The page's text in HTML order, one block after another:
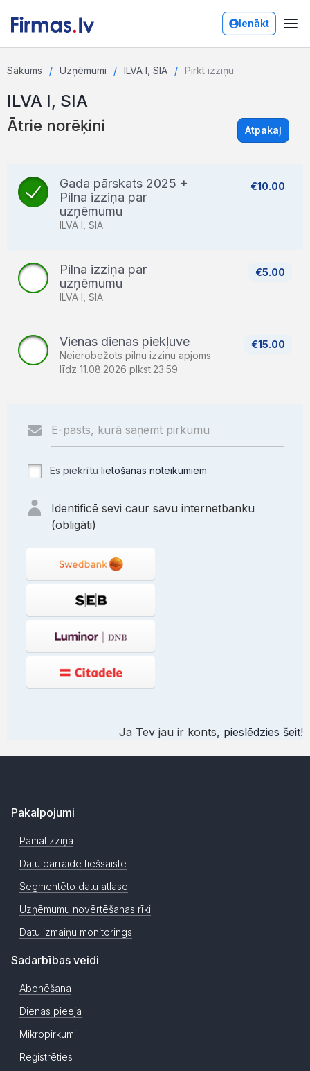
Ienākt
Sākums Uzņēmumi ILVA I, SIA Pirkt izziņu
ILVA I, SIA
Ātrie norēķini Atpakaļ
€10.00
Gada pārskats 2025 +
Pilna izziņa par
uzņēmumu
ILVA I, SIA
€5.00
Pilna izziņa par
uzņēmumu
ILVA I, SIA
€15.00
Vienas dienas piekļuve
Neierobežots pilnu izziņu apjoms
līdz 11.08.2026 plkst.23:59
Es piekrītu lietošanas noteikumiem
Identificē sevi caur savu internetbanku
(obligāti)
Ja Tev jau ir konts, pieslēdzies šeit!
Pakalpojumi
Pamatizziņa
Datu pārraide tiešsaistē
Segmentēto datu atlase
Uzņēmumu novērtēšanas rīki
Datu izmaiņu monitorings
Sadarbības veidi
Abonēšana
Dienas pieeja
Mikropirkumi
Reģistrēties